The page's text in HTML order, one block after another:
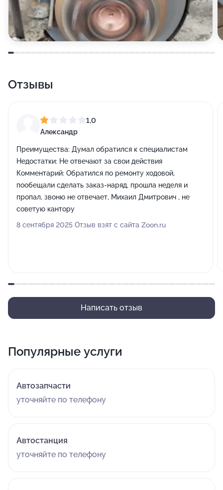
Отзывы
1,0
Александр
Преимущества: Думал обратился к специалистам
Недостатки: Не отвечают за свои действия
Комментарий: Обратился по ремонту ходовой,
пообещали сделать заказ-наряд, прошла неделя и
пропал, звоню не отвечает, Михаил Дмитрович , не
советую кантору
8 сентября 2025 Отзыв взят с сайта Zoon.ru
Написать отзыв
Популярные услуги
Автозапчасти
уточняйте по телефону
Автостанция
уточняйте по телефону